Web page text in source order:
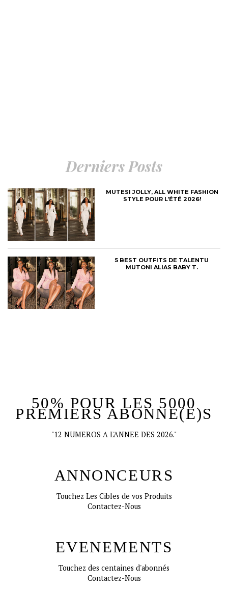
Derniers Posts
MUTESI JOLLY, ALL WHITE FASHION
STYLE POUR L’ÉTÉ 2026!
5 BEST OUTFITS DE TALENTU
MUTONI ALIAS BABY T.
50% POUR LES 5000
PREMIERS ABONNE(E)S
"12 NUMEROS A L'ANNEE DES 2026."
ANNONCEURS
Touchez Les Cibles de vos Produits
Contactez-Nous
EVENEMENTS
Touchez des centaines d'abonnés
Contactez-Nous